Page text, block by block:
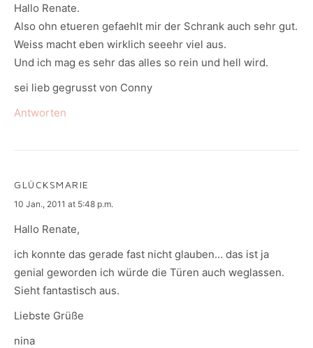
Hallo Renate.
Also ohn etueren gefaehlt mir der Schrank auch sehr gut.
Weiss macht eben wirklich seeehr viel aus.
Und ich mag es sehr das alles so rein und hell wird.
sei lieb gegrusst von Conny
Antworten
GLÜCKSMARIE
says:
10 Jan., 2011 at 5:48 p.m.
Hallo Renate,
ich konnte das gerade fast nicht glauben… das ist ja
genial geworden ich würde die Türen auch weglassen.
Sieht fantastisch aus.
Liebste Grüße
nina